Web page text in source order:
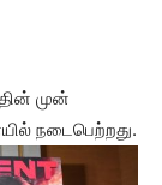
முன்
நடைபெற்றது.